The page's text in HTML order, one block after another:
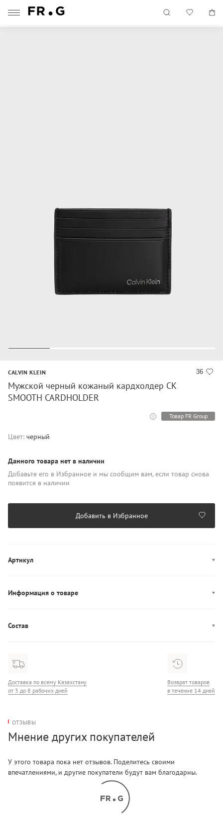
36
CALVIN KLEIN
Мужской черный кожаный кардхолдер CK
SMOOTH CARDHOLDER
Товар FR Group
Цвет: черный
Данного товара нет в наличии
Добавьте его в Избранное и мы сообщим вам, если товар снова
появится в наличии
Добавить в Избранное
Артикул
Информация о товаре
Отделения/карманы (внутренние): один карман
Отделения/карманы (внешние): отделения для пластиковых карт
Состав
Доставка по всему Казахстану
от 3 до 8 рабочих дней
Возврат товаров
в течение 14 дней
ОТЗЫВЫ
Мнение других покупателей
У этого товара пока нет отзывов. Поделитесь своими
впечатлениями, и другие покупатели будут вам благодарны.